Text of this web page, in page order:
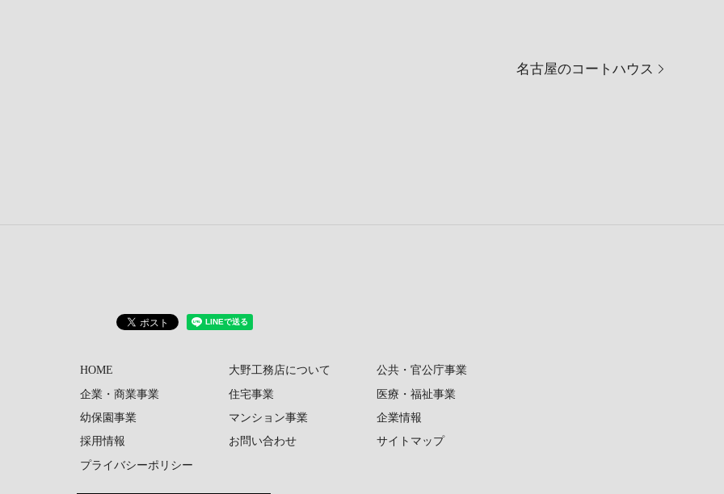
名古屋のコートハウス
HOME 大野工務店について
公共・官公庁事業
企業・商業事業
住宅事業
医療・福祉事業
幼保園事業
マンション事業
企業情報
採用情報
お問い合わせ
サイトマップ
プライバシーポリシー